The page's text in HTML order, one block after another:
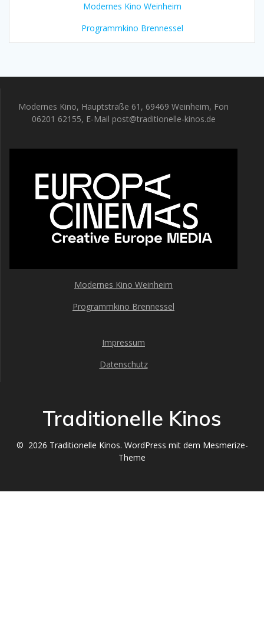
Modernes Kino Weinheim
Programmkino Brennessel
Modernes Kino, Hauptstraße 61, 69469 Weinheim, Fon
06201 62155, E-Mail post@traditionelle-kinos.de
Modernes Kino Weinheim
Programmkino Brennessel
Impressum
Datenschutz
Traditionelle Kinos
© 2026 Traditionelle Kinos. WordPress mit dem Mesmerize-
Theme